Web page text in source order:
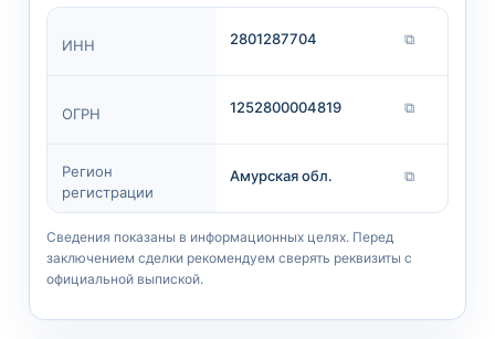
ИНН 2801287704 ⧉
ОГРН 1252800004819 ⧉
Регион
регистрации
Амурская обл. ⧉
Сведения показаны в информационных целях. Перед
заключением сделки рекомендуем сверять реквизиты с
официальной выпиской.